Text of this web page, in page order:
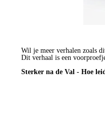
Wil je meer verhalen zoals
Dit verhaal is een
Sterker na de Val - Hoe